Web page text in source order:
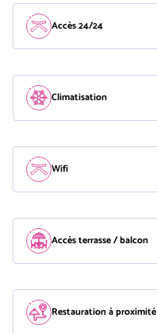
Accès 24/24
Climatisation
Wifi
Accès terrasse / balcon
Restauration à proximité